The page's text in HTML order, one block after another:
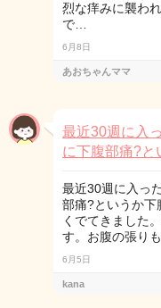
烈な痒みに襲わ
で…
6月8日
あおちゃんママ
最近30週に入
に下腹部痛?
最近30週に入っ
部痛?というか下
くでてきました
す。お腹の張り
6月5日
kana